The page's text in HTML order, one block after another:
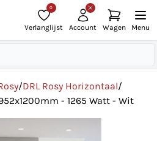
0
Verlanglijst Account Wagen Menu
/DRL Rosy Horizontaal/
- 1265 Watt - Wit